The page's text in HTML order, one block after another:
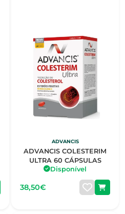
ADVANCIS
ADVANCIS COLESTERIM
ULTRA 60 CÁPSULAS
Disponível
38,50€